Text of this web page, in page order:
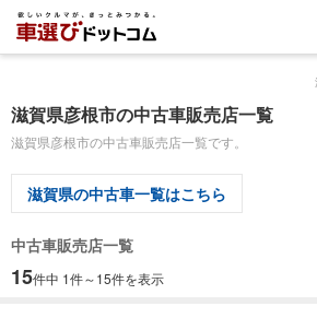
滋賀県彦根市の中古車販売店一覧
滋賀県彦根市の中古車販売店一覧です。
滋賀県の中古車一覧はこちら
中古車販売店一覧
15件中 1件～15件を表示